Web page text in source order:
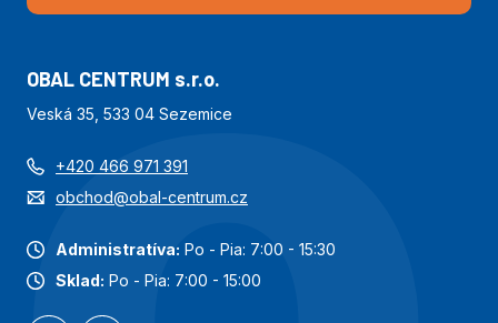
OBAL CENTRUM s.r.o.
Veská 35, 533 04 Sezemice
+420 466 971 391
obchod@obal-centrum.cz
Administratíva: Po - Pia: 7:00 - 15:30
Sklad: Po - Pia: 7:00 - 15:00